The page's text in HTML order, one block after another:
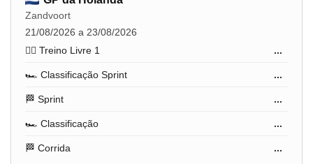
Zandvoort
21/08/2026 a 23/08/2026
🏋️‍♂️ Treino Livre 1
...
🏎️ Classificação Sprint ...
🏁 Sprint ...
🏎️ Classificação ...
🏁 Corrida ...